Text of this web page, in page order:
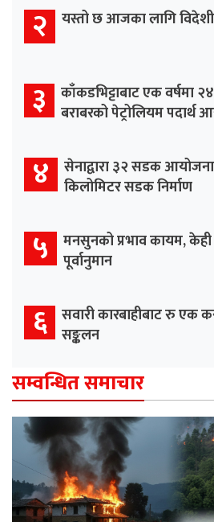
२ यस्तो छ आजका लागि विदेशी
३ काँकडभिट्टाबाट एक वर्षमा
बराबरको पेट्रोलियम पदार्थ
४ सेनाद्वारा ३२ सडक
किलोमिटर सडक निर्माण
५ मनसुनको प्रभाव कायम, केही
पूर्वानुमान
६ सवारी कारबाहीबाट रु एक
सङ्कलन
सम्वन्धित समाचार